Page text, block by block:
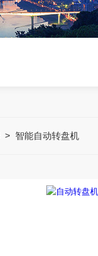
> 智能自动转盘机